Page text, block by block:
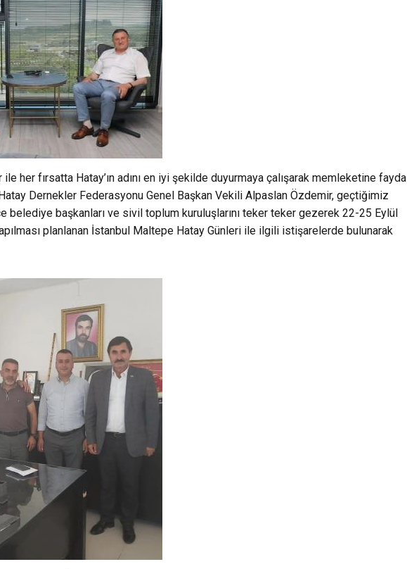
ile her fırsatta Hatay’ın adını en iyi şekilde duyurmaya çalışarak memleketine fayda
Dernekler Federasyonu Genel Başkan Vekili Alpaslan Özdemir, geçtiğimiz
belediye başkanları ve sivil toplum kuruluşlarını teker teker gezerek 22-25 Eylül
planlanan İstanbul Maltepe Hatay Günleri ile ilgili istişarelerde bulunarak